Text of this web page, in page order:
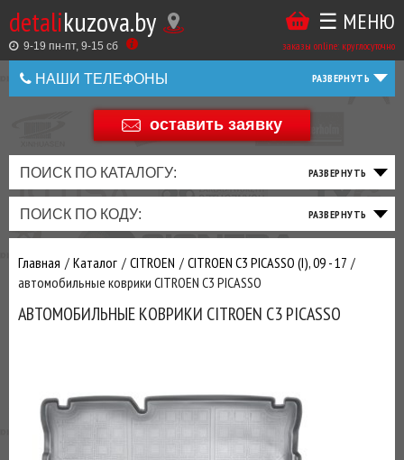
detalikuzova.by
9-19 пн-пт, 9-15 cб заказы online: круглосуточно
☰ МЕНЮ
НАШИ ТЕЛЕФОНЫ
+375 44 586 05 44
оставить заявку
ПОИСК ПО КАТАЛОГУ:
ПОИСК ПО КОДУ:
Главная Каталог CITROEN
CITROEN C3 PICASSO (I), 09 - 17
автомобильные коврики CITROEN C3 PICASSO
АВТОМОБИЛЬНЫЕ КОВРИКИ CITROEN C3 PICASSO
Оставить
Оценить
товар
Купить
в
1
Беларусь
+375
+375
ТАКЖЕ
ВЫ
МОЖЕТЕ
У
ЗАКАЗАТЬ
ТО
ФИЛЬТРА
ТОРМОЗНАЯ
СИСТЕМА
ПОДВЕСКА
РУЛЕВОЕ
ТРАНСМИССИЯ
ПРИВОД
ДВИГАТЕЛЬ
ВЫХЛОП
ЭЛЕКТРИКА
ОСВЕЩЕНИЕ
ДОБАВИВ
МАСЛАИ ДРУГИЕ